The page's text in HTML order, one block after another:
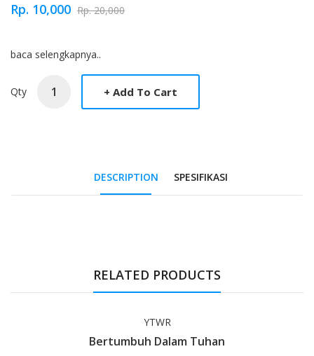
Rp. 10,000 Rp. 20,000
baca selengkapnya..
Qty
DESCRIPTION SPESIFIKASI
RELATED PRODUCTS
YTWR
Bertumbuh Dalam Tuhan